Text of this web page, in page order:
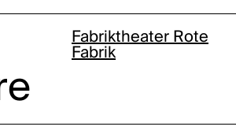
Fabriktheater Rote
Fabrik